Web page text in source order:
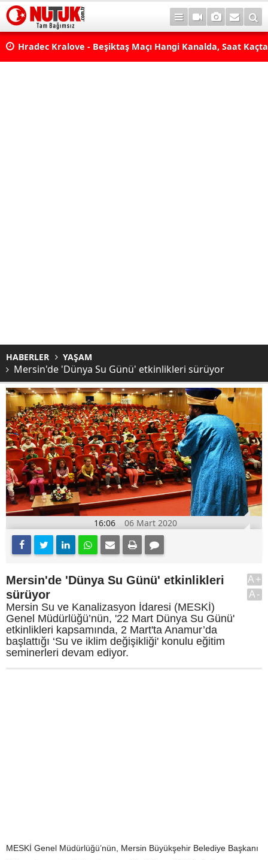
Hradec Kralove - Beşiktaş Maçı Hangi Kanalda, Saat
HABERLER YAŞAM
Mersin'de 'Dünya Su Günü' etkinlikleri sürüyor
16:06 06 Mart 2020
Mersin'de 'Dünya Su Günü' etkinlikleri
sürüyor
Mersin Su ve Kanalizasyon İdaresi (MESKİ)
Genel Müdürlüğü’nün, '22 Mart Dünya Su Günü'
etkinlikleri kapsamında, 2 Mart'ta Anamur’da
başlattığı ‘Su ve iklim değişikliği' konulu eğitim
seminerleri devam ediyor.
A+
A-
MESKİ Genel Müdürlüğü’nün, Mersin Büyükşehir Belediye Başkanı